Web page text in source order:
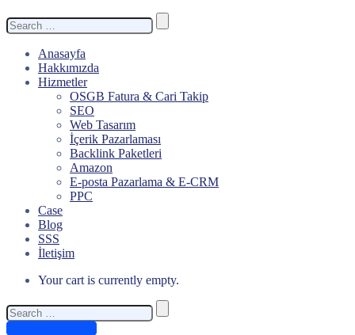
Search
for:
Anasayfa
Hakkımızda
Hizmetler
OSGB Fatura & Cari Takip
SEO
Web Tasarım
İçerik Pazarlaması
Backlink Paketleri
Amazon
E-posta Pazarlama & E-CRM
PPC
Case
Blog
SSS
İletişim
Your cart is currently empty.
Search
for: